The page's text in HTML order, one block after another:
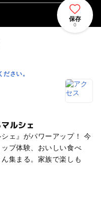
さい。
保存
0
ルシェ
ェ』がパワーアップ！ 今
プ体験、おいしい食べ
集まる。家族で楽しも